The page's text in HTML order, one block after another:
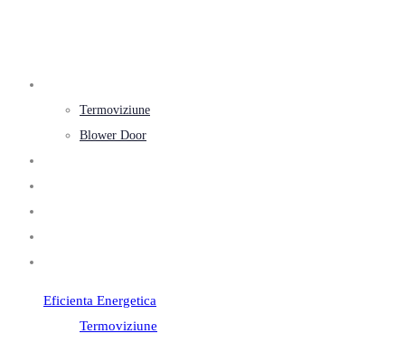
Termoviziune
Blower Door
Eficienta Energetica
Termoviziune